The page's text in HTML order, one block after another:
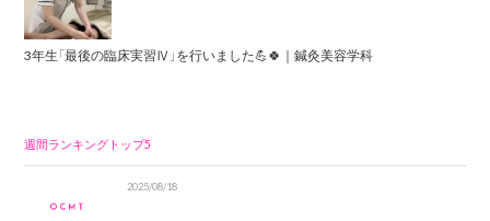
3年生「最後の臨床実習Ⅳ」を行いました💪🍀｜鍼灸美容学科
週間ランキングトップ5
2025/08/18